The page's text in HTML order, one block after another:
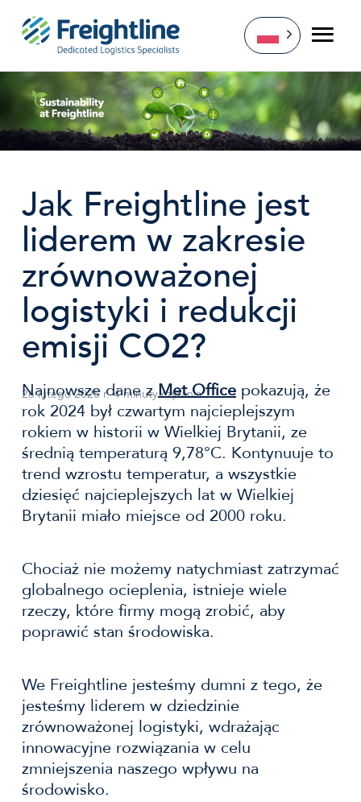
Przejdź
Jak Freightline jest
liderem w zakresie
zrównoważonej
logistyki i redukcji
emisji CO2?
26 lutego 2025 r.-4 minuty czytania
Najnowsze dane zMet Officepokazują, że
rok 2024 był czwartym najcieplejszym
rokiem w historii w Wielkiej Brytanii, ze
średnią temperaturą 9,78°C. Kontynuuje to
trend wzrostu temperatur, a wszystkie
dziesięć najcieplejszych lat w Wielkiej
Brytanii miało miejsce od 2000 roku.
Chociaż nie możemy natychmiast zatrzymać
globalnego ocieplenia, istnieje wiele
rzeczy, które firmy mogą zrobić, aby
poprawić stan środowiska.
We Freightline jesteśmy dumni z tego, że
jesteśmy liderem w dziedzinie
zrównoważonej logistyki, wdrażając
innowacyjne rozwiązania w celu
zmniejszenia naszego wpływu na
środowisko.